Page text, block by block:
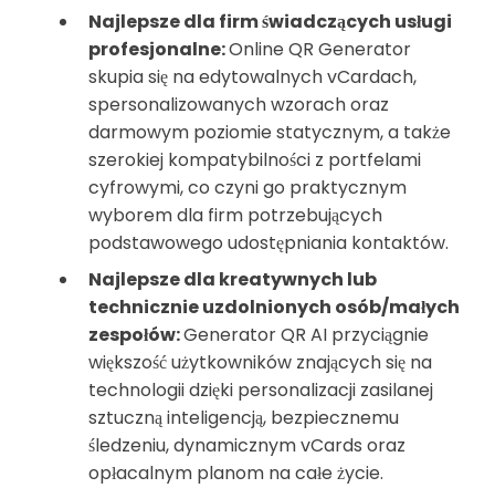
Najlepsze dla firm świadczących usługi
profesjonalne:Online QR Generator
skupia się na edytowalnych vCardach,
spersonalizowanych wzorach oraz
darmowym poziomie statycznym, a także
szerokiej kompatybilności z portfelami
cyfrowymi, co czyni go praktycznym
wyborem dla firm potrzebujących
podstawowego udostępniania kontaktów.
Najlepsze dla kreatywnych lub
technicznie uzdolnionych osób/małych
zespołów:Generator QR AI przyciągnie
większość użytkowników znających się na
technologii dzięki personalizacji zasilanej
sztuczną inteligencją, bezpiecznemu
śledzeniu, dynamicznym vCards oraz
opłacalnym planom na całe życie.